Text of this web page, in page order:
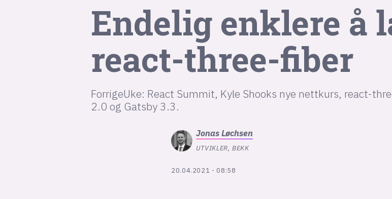
Endelig enklere å
react-three-fiber
ForrigeUke: React Summit, Kyle Shooks nye nettkurs, react-
2.0 og Gatsby 3.3.
JonasLøchsen
UTVIKLER, BEKK
20.04.2021 - 08:58